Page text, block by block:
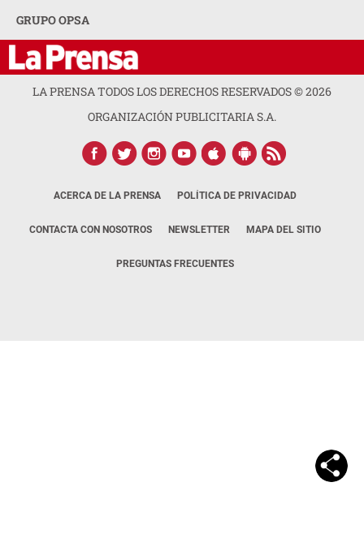
GRUPO OPSA
LA PRENSA TODOS LOS DERECHOS RESERVADOS ©2026
ORGANIZACIÓN PUBLICITARIA S.A.
ACERCA DE LA PRENSA POLÍTICA DE PRIVACIDAD
CONTACTA CON NOSOTROS NEWSLETTER MAPA DEL SITIO
PREGUNTAS FRECUENTES